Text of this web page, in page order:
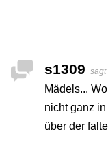
s1309 sagt
Mädels...
nicht ganz
über der